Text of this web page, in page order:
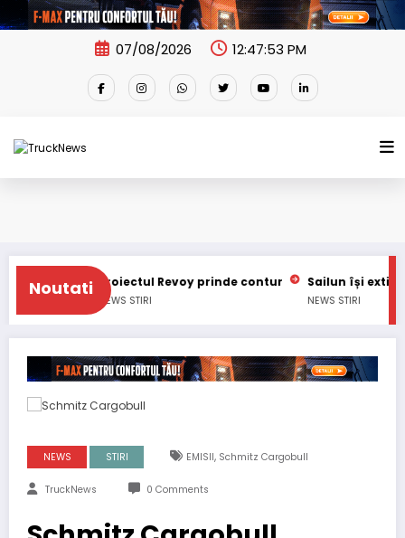
Skip
to
07/08/2026 12:47:54 PM
Noutati
Proiectul Revoy prinde contur Sailun își extinde gama de
NEWS STIRI EMISII, Schmitz Cargobull
TruckNews 0 Comments